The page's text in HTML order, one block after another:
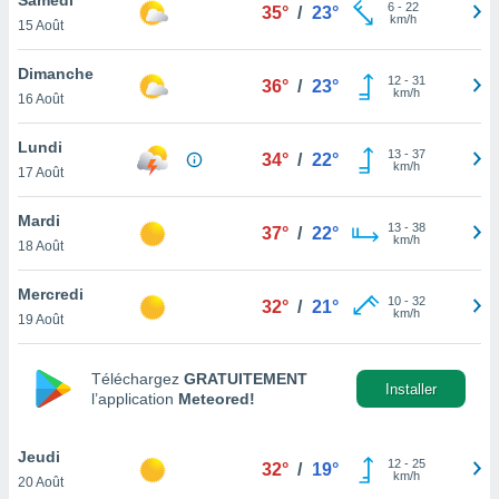
et
»,
au
vous
qu'ils
ou
le
ainsi
un
la
du
15 Août
35° / 23° 6- 22
km/h
Dimanche
16 Août
36° / 23° 12- 31
km/h
Lundi
17 Août
34° / 22° 13- 37
km/h
Mardi
18 Août
37° / 22° 13- 38
km/h
Mercredi
19 Août
32° / 21° 10- 32
km/h
Téléchargez GRATUITEMENT
l’application Meteored!
Installer
Jeudi
20 Août
32° / 19° 12- 25
km/h